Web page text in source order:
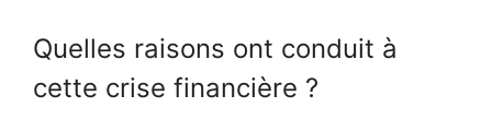
Quelles raisons ont conduit à
cette crise financière ?